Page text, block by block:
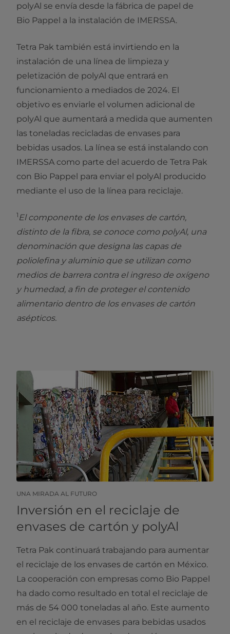
polyAl se envía desde la fábrica de papel de
Bio Pappel a la instalación de IMERSSA.
Tetra Pak también está invirtiendo en la
instalación de una línea de limpieza y
peletización de polyAl que entrará en
funcionamiento a mediados de 2024. El
objetivo es enviarle el volumen adicional de
polyAl que aumentará a medida que aumenten
las toneladas recicladas de envases para
bebidas usados. La línea se está instalando con
IMERSSA como parte del acuerdo de Tetra Pak
con Bio Pappel para enviar el polyAl producido
mediante el uso de la línea para reciclaje.
1 El componente de los envases de cartón,
distinto de la fibra, se conoce como polyAl, una
denominación que designa las capas de
poliolefina y aluminio que se utilizan como
medios de barrera contra el ingreso de oxígeno
y humedad, a fin de proteger el contenido
alimentario dentro de los envases de cartón
asépticos.
UNA MIRADA AL FUTURO
Inversión en el reciclaje de
envases de cartón y polyAl
Tetra Pak continuará trabajando para aumentar
el reciclaje de los envases de cartón en México.
La cooperación con empresas como Bio Pappel
ha dado como resultado en total el reciclaje de
más de 54 000 toneladas al año. Este aumento
en el reciclaje de envases para bebidas usados